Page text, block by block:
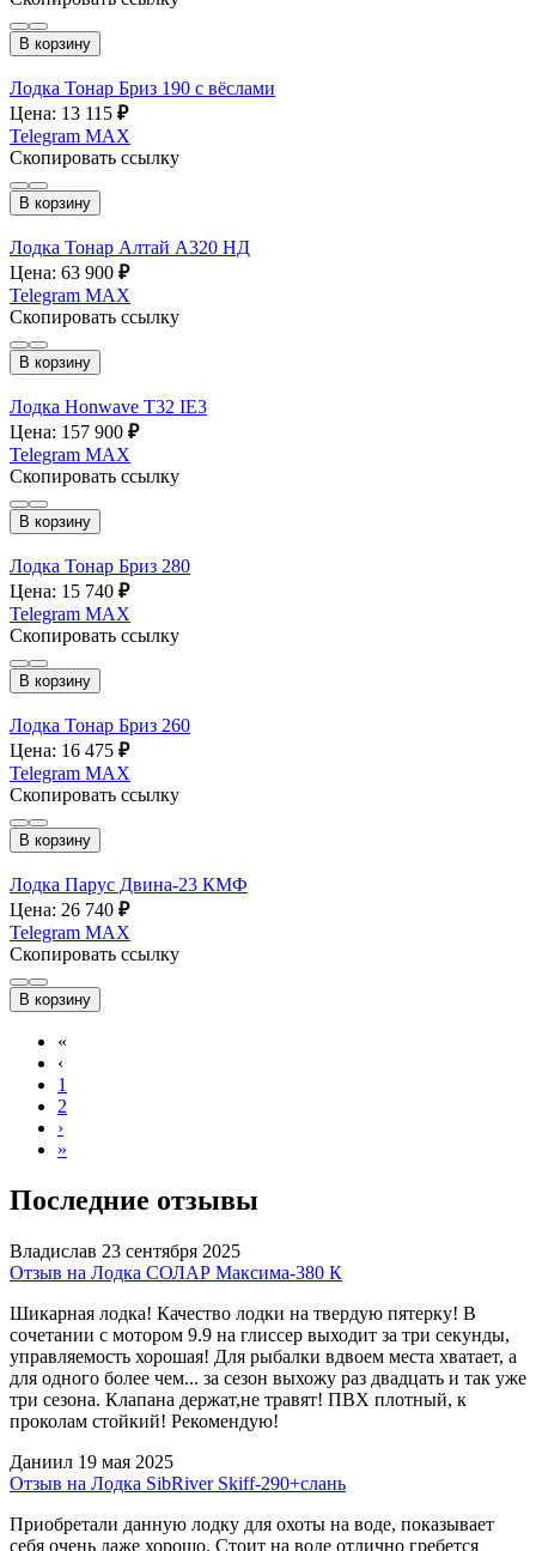
В корзину
Лодка Тонар Бриз 190 с вёслами
Цена: 13 115 ₽
Telegram MAX
Скопировать ссылку
В корзину
Лодка Тонар Алтай А320 НД
Цена: 63 900 ₽
Telegram MAX
Скопировать ссылку
В корзину
Лодка Honwave T32 IE3
Цена: 157 900 ₽
Telegram MAX
Скопировать ссылку
В корзину
Лодка Тонар Бриз 280
Цена: 15 740 ₽
Telegram MAX
Скопировать ссылку
В корзину
Лодка Тонар Бриз 260
Цена: 16 475 ₽
Telegram MAX
Скопировать ссылку
В корзину
Лодка Парус Двина-23 КМФ
Цена: 26 740 ₽
Telegram MAX
Скопировать ссылку
В корзину
«
‹
1
2
›
»
Последние отзывы
Владислав 23 сентября 2025
Отзыв на Лодка СОЛАР Максима-380 К
Шикарная лодка! Качество лодки на твердую пятерку! В
сочетании с мотором 9.9 на глиссер выходит за три секунды,
управляемость хорошая! Для рыбалки вдвоем места хватает, а
для одного более чем... за сезон выхожу раз двадцать и так уже
три сезона. Клапана держат,не травят! ПВХ плотный, к
проколам стойкий! Рекомендую!
Даниил 19 мая 2025
Отзыв на Лодка SibRiver Skiff-290+слань
Приобретали данную лодку для охоты на воде, показывает
себя очень даже хорошо. Стоит на воде отлично гребется